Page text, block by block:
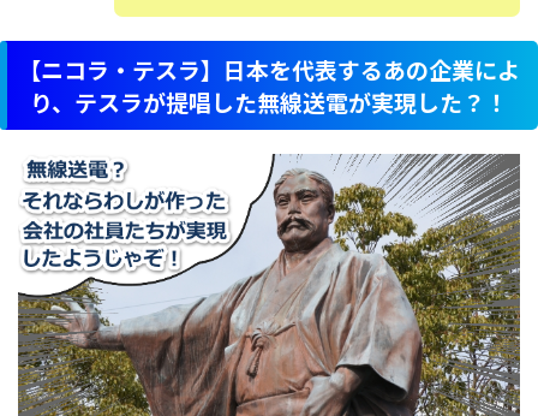
【ニコラ・テスラ】日本を代表するあの企業によ
り、テスラが提唱した無線送電が実現した？！